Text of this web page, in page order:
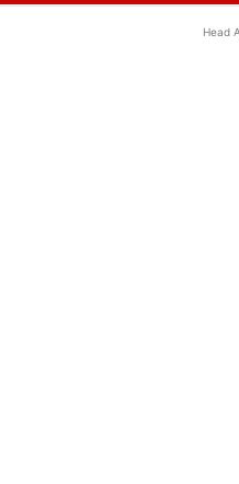
Head